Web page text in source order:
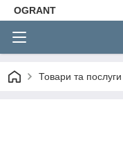
OGRANT
Товари та послуги